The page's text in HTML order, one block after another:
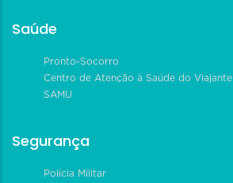
Saúde
Pronto-Socorro
Centro de Atenção à Saúde do Viajante
SAMU
Segurança
Polícia Militar